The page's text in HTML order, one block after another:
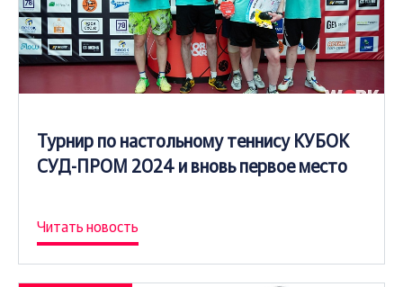
Турнир по настольному теннису КУБОК
СУД-ПРОМ 2024 и вновь первое место
Читать новость